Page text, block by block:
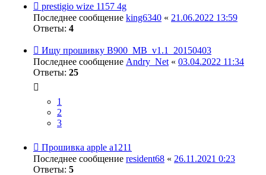
prestigio wize 1157 4g
Последнее сообщение king6340 « 21.06.2022 13:59
Ответы: 4
Ищу прошивку B900_MB_v1.1_20150403
Последнее сообщение Andry_Net « 03.04.2022 11:34
Ответы: 25
1
2
3
Прошивка apple a1211
Последнее сообщение resident68 « 26.11.2021 0:23
Ответы: 5